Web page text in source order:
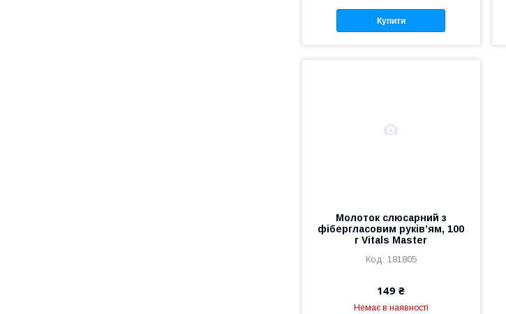
Купити
Молоток слюсарний з
фібергласовим руків’ям, 100
г Vitals Master
181805
149 ₴
Немає в наявності